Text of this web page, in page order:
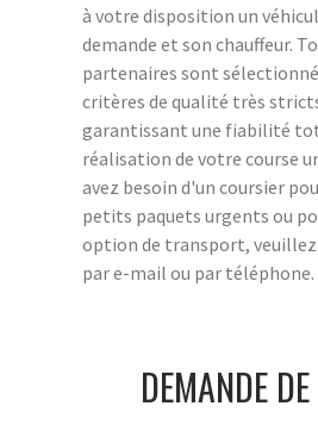
à votre disposition un
demande et son chauffeur.
partenaires sont
critères de qualité très
garantissant une fiabilité
réalisation de votre course
avez besoin d'un coursier
petits paquets urgents ou
option de transport,
par e-mail ou par téléphone.
DEMANDE